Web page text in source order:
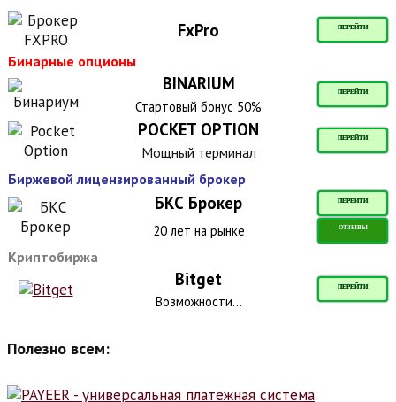
FxPro ПЕРЕЙТИ
Бинарные опционы
BINARIUM ПЕРЕЙТИ
Стартовый бонус 50%
POCKET OPTION ПЕРЕЙТИ
Мощный терминал
Биржевой лицензированный брокер
БКС Брокер ПЕРЕЙТИ
20 лет на рынке ОТЗЫВЫ
Криптобиржа
Bitget ПЕРЕЙТИ
Возможности...
Полезно всем: